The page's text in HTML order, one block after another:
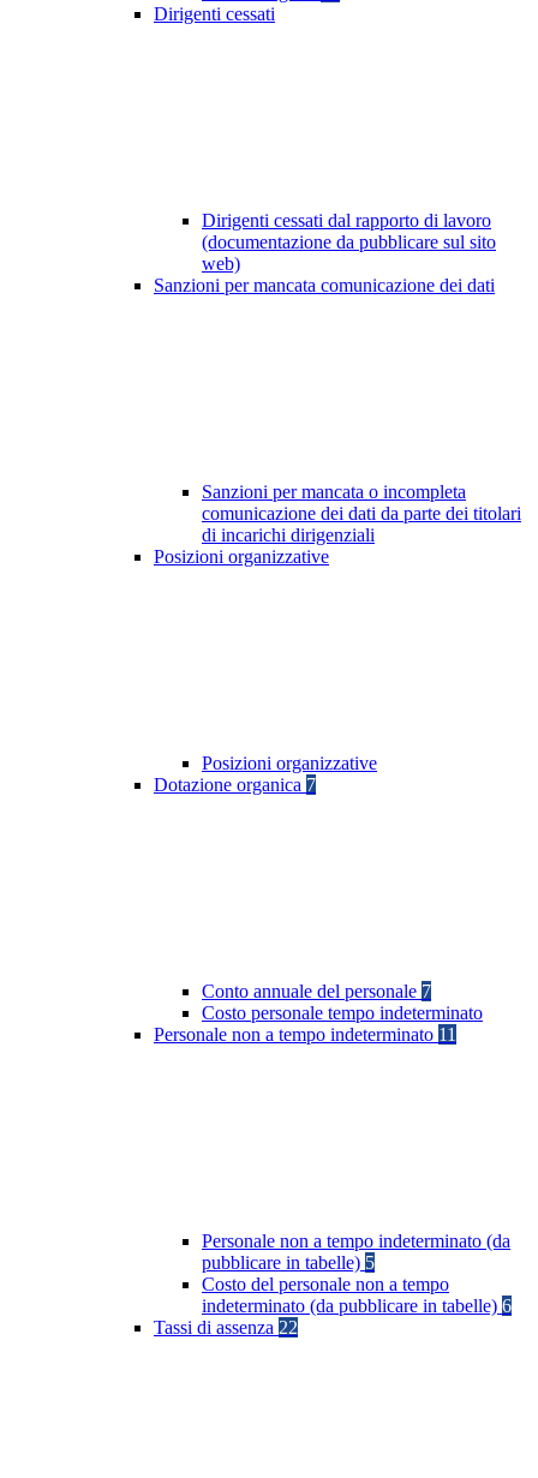
Dirigenti cessati
Dirigenti cessati dal rapporto di lavoro
(documentazione da pubblicare sul sito
web)
Sanzioni per mancata comunicazione dei dati
Sanzioni per mancata o incompleta
comunicazione dei dati da parte dei titolari
di incarichi dirigenziali
Posizioni organizzative
Posizioni organizzative
Dotazione organica 7
Conto annuale del personale 7
Costo personale tempo indeterminato
Personale non a tempo indeterminato 11
Personale non a tempo indeterminato (da
pubblicare in tabelle) 5
Costo del personale non a tempo
indeterminato (da pubblicare in tabelle) 6
Tassi di assenza 22